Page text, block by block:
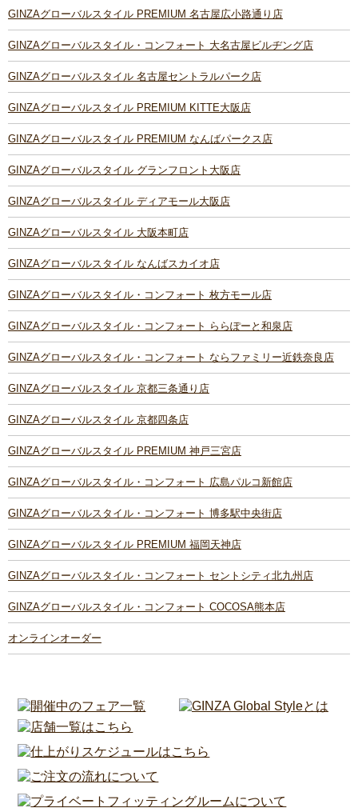
GINZAグローバルスタイル PREMIUM 名古屋広小路通り店
GINZAグローバルスタイル・コンフォート 大名古屋ビルヂング店
GINZAグローバルスタイル 名古屋セントラルパーク店
GINZAグローバルスタイル PREMIUM KITTE大阪店
GINZAグローバルスタイル PREMIUM なんばパークス店
GINZAグローバルスタイル グランフロント大阪店
GINZAグローバルスタイル ディアモール大阪店
GINZAグローバルスタイル 大阪本町店
GINZAグローバルスタイル なんばスカイオ店
GINZAグローバルスタイル・コンフォート 枚方モール店
GINZAグローバルスタイル・コンフォート ららぽーと和泉店
GINZAグローバルスタイル・コンフォート ならファミリー近鉄奈良店
GINZAグローバルスタイル 京都三条通り店
GINZAグローバルスタイル 京都四条店
GINZAグローバルスタイル PREMIUM 神戸三宮店
GINZAグローバルスタイル・コンフォート 広島パルコ新館店
GINZAグローバルスタイル・コンフォート 博多駅中央街店
GINZAグローバルスタイル PREMIUM 福岡天神店
GINZAグローバルスタイル・コンフォート セントシティ北九州店
GINZAグローバルスタイル・コンフォート COCOSA熊本店
オンラインオーダー